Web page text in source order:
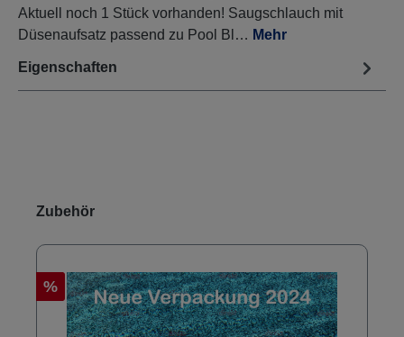
Aktuell noch 1 Stück vorhanden! Saugschlauch mit
Düsenaufsatz passend zu Pool Bl… Mehr
Eigenschaften
Produktgalerie überspringen
Zubehör
%